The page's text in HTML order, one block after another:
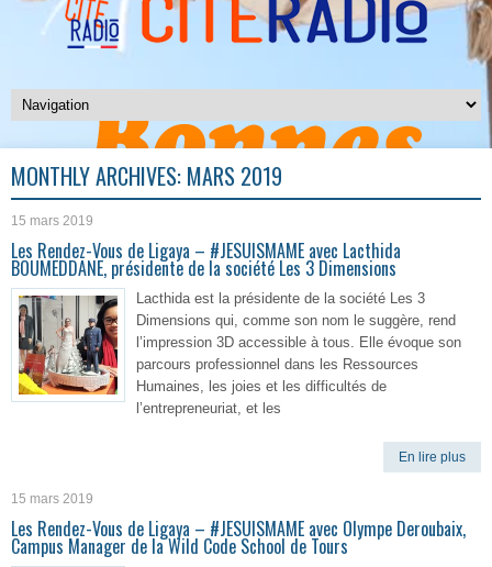
MONTHLY ARCHIVES: MARS 2019
15 mars 2019
Les Rendez-Vous de Ligaya – #JESUISMAME avec Lacthida
BOUMEDDANE, présidente de la société Les 3 Dimensions
Lacthida est la présidente de la société Les 3
Dimensions qui, comme son nom le suggère, rend
l’impression 3D accessible à tous. Elle évoque son
parcours professionnel dans les Ressources
Humaines, les joies et les difficultés de
l’entrepreneuriat, et les
En lire plus
15 mars 2019
Les Rendez-Vous de Ligaya – #JESUISMAME avec Olympe Deroubaix,
Campus Manager de la Wild Code School de Tours